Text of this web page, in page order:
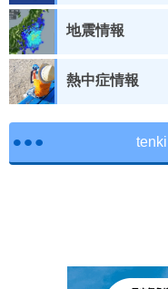
地震情報
熱中症情報